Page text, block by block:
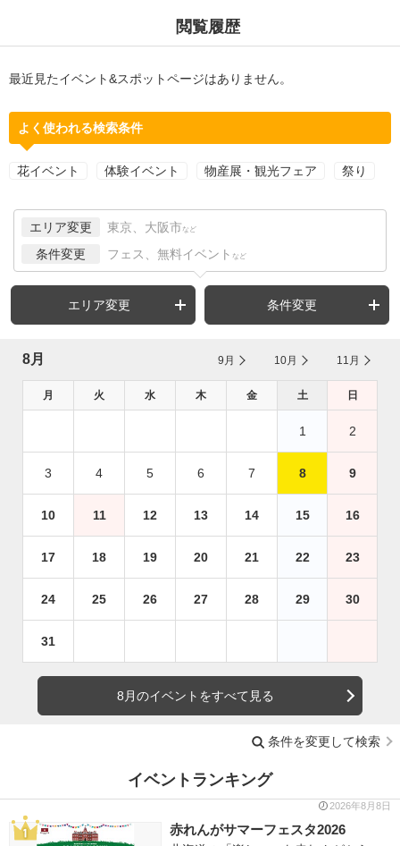
閲覧履歴
最近見たイベント&スポットページはありません。
よく使われる検索条件
花イベント 体験イベント 物産展・観光フェア 祭り
エリア変更 東京、大阪市 など
条件変更 フェス、無料イベント など
エリア変更 条件変更
8月 9月 10月 11月
月 火 水 木 金 土 日
1 2
3 4 5 6 7 8 9
10 11 12 13 14 15 16
17 18 19 20 21 22 23
24 25 26 27 28 29 30
31
8月のイベントをすべて見る
条件を変更して検索
イベントランキング
2026年8月8日
赤れんがサマーフェスタ2026